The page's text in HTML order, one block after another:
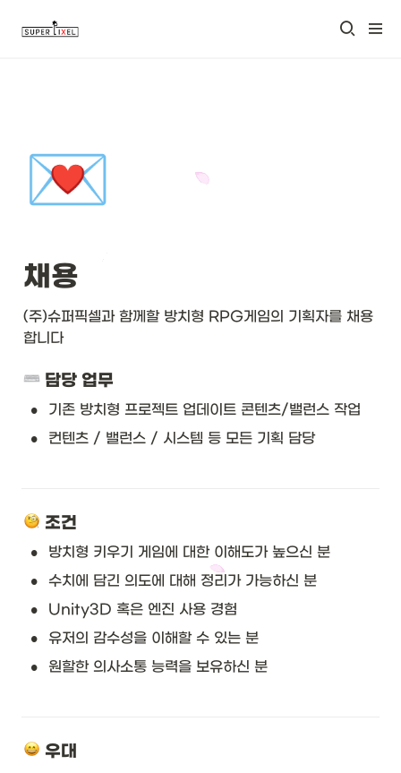
💌
채용
(주)슈퍼픽셀과 함께할 방치형 RPG게임의 기획자를 채용
합니다
담당 업무
• 기존 방치형 프로젝트 업데이트 콘텐츠/밸런스 작업
• 컨텐츠 / 밸런스 / 시스템 등 모든 기획 담당
조건
• 방치형 키우기 게임에 대한 이해도가 높으신 분
• 수치에 담긴 의도에 대해 정리가 가능하신 분
• Unity3D 혹은 엔진 사용 경험
• 유저의 감수성을 이해할 수 있는 분
• 원할한 의사소통 능력을 보유하신 분
우대